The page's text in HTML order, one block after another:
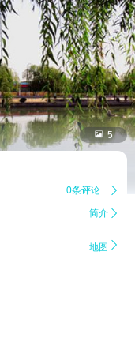
 5
0条评论 
简介 
地图 